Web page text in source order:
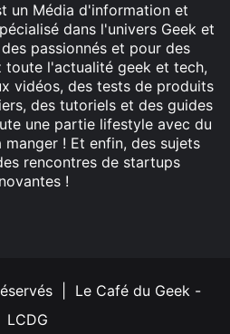
un Média d'information et
dans l'univers Geek et
passionnés et pour des
toute l'actualité geek et tech,
vidéos, des tests de produits
des tutoriels et des guides
une partie lifestyle avec du
! Et enfin, des sujets
rencontres de startups
!
| Le Café du Geek -
LCDG